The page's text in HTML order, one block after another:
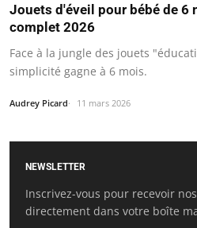
Jouets d'éveil pour bébé de 6
complet 2026
Face à la jungle des jouets
simplicité gagne à 6 mois.
Audrey Picard 11 mars 2026
NEWSLETTER
Inscrivez-vous pour recevoir
directement dans votre boîte